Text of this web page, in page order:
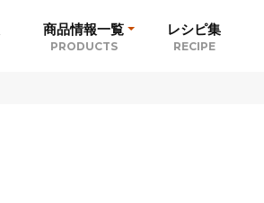
商品情報一覧
PRODUCTS
レシピ集
RECIPE